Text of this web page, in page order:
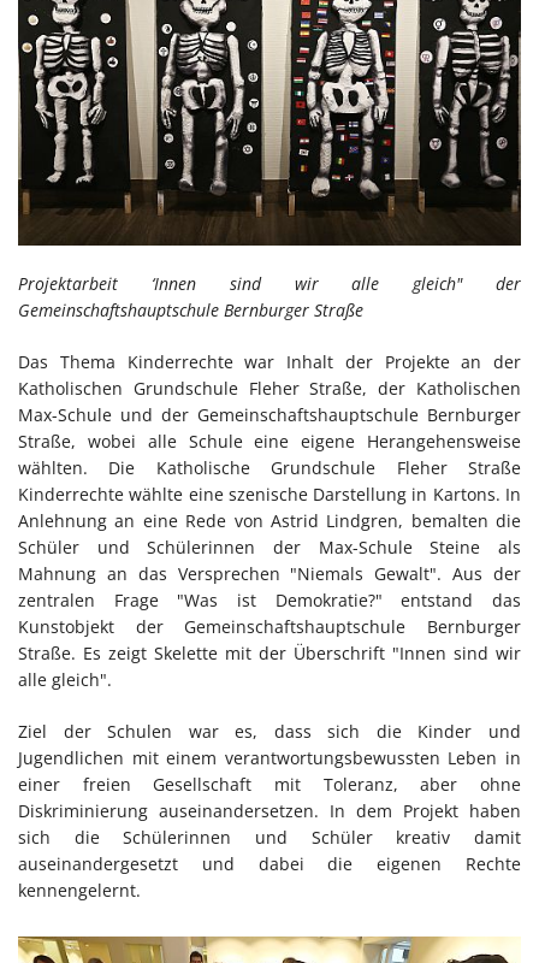
Projektarbeit ‘Innen sind wir alle gleich" der
Gemeinschaftshauptschule Bernburger Straße
Das Thema Kinderrechte war Inhalt der Projekte an der
Katholischen Grundschule Fleher Straße, der Katholischen
Max-Schule und der Gemeinschaftshauptschule Bernburger
Straße, wobei alle Schule eine eigene Herangehensweise
wählten. Die Katholische Grundschule Fleher Straße
Kinderrechte wählte eine szenische Darstellung in Kartons. In
Anlehnung an eine Rede von Astrid Lindgren, bemalten die
Schüler und Schülerinnen der Max-Schule Steine als
Mahnung an das Versprechen "Niemals Gewalt". Aus der
zentralen Frage "Was ist Demokratie?" entstand das
Kunstobjekt der Gemeinschaftshauptschule Bernburger
Straße. Es zeigt Skelette mit der Überschrift "Innen sind wir
alle gleich".
Ziel der Schulen war es, dass sich die Kinder und
Jugendlichen mit einem verantwortungsbewussten Leben in
einer freien Gesellschaft mit Toleranz, aber ohne
Diskriminierung auseinandersetzen. In dem Projekt haben
sich die Schülerinnen und Schüler kreativ damit
auseinandergesetzt und dabei die eigenen Rechte
kennengelernt.